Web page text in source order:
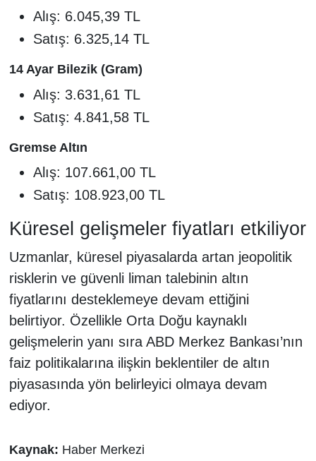
Alış: 6.045,39 TL
Satış: 6.325,14 TL
14 Ayar Bilezik (Gram)
Alış: 3.631,61 TL
Satış: 4.841,58 TL
Gremse Altın
Alış: 107.661,00 TL
Satış: 108.923,00 TL
Küresel gelişmeler fiyatları etkiliyor
Uzmanlar, küresel piyasalarda artan jeopolitik
risklerin ve güvenli liman talebinin altın
fiyatlarını desteklemeye devam ettiğini
belirtiyor. Özellikle Orta Doğu kaynaklı
gelişmelerin yanı sıra ABD Merkez Bankası’nın
faiz politikalarına ilişkin beklentiler de altın
piyasasında yön belirleyici olmaya devam
ediyor.
Kaynak: Haber Merkezi